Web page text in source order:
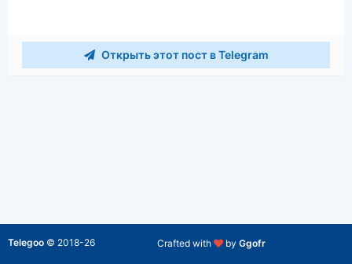
Открыть этот пост в Telegram
Crafted with by Ggofr
Telegoo © 2018-26